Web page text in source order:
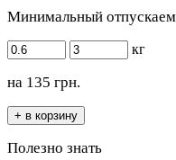
Минимальный
кг
на 135 грн.
Полезно знать